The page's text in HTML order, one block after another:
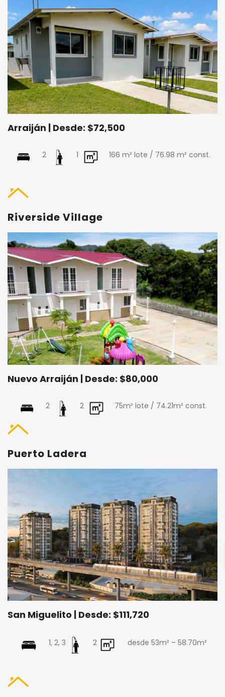
Arraiján | Desde: $72,500
2 1 166 m² lote / 76.98 m² const.
Riverside Village
Nuevo Arraiján | Desde: $80,000
2 2 75m² lote / 74.21m² const.
Puerto Ladera
San Miguelito | Desde: $111,720
1, 2, 3 2 desde 53m² – 58.70m²